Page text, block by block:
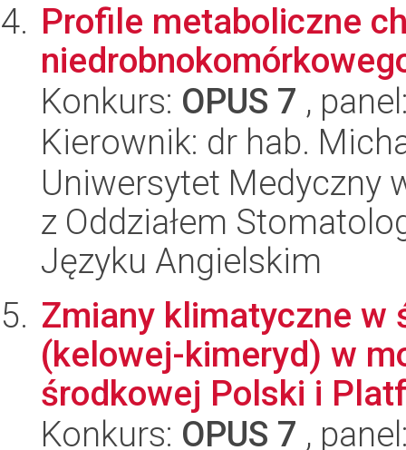
Profile metaboliczne
Konkurs: OPUS 7 ,
Kierownik: dr hab.
Uniwersytet Medyczny
z Oddziałem
Języku Angielskim
Zmiany klimatyczne w
(kelowej-kimeryd) w
środkowej Polski i
Konkurs: OPUS 7 ,